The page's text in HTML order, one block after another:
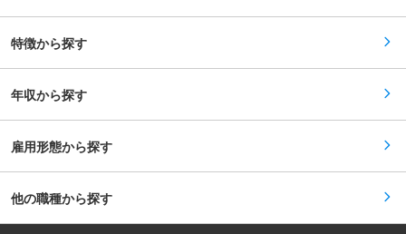
特徴から探す
年収から探す
雇用形態から探す
他の職種から探す